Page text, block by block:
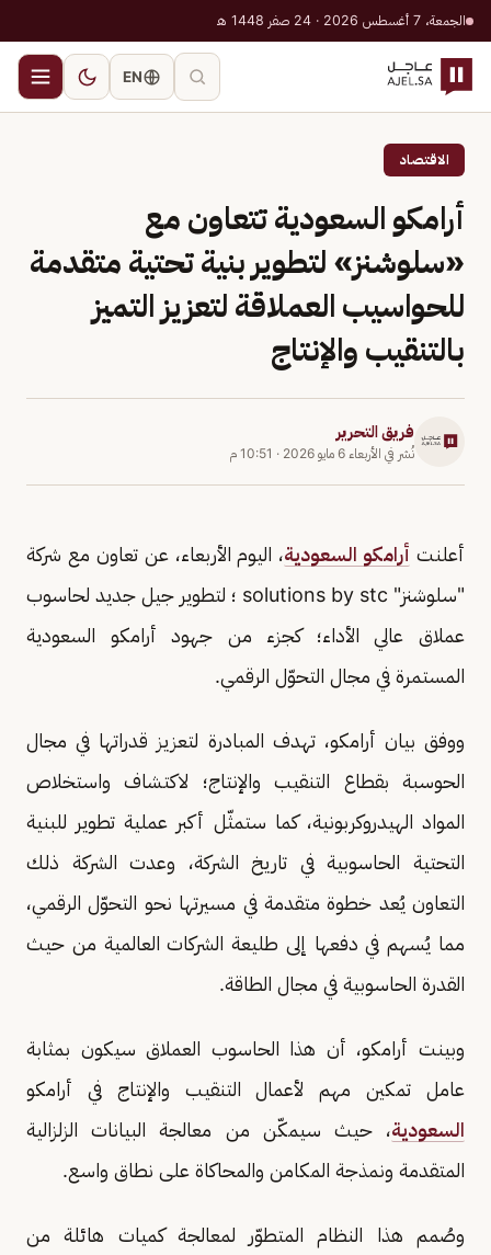
الجمعة، 7 أغسطس 2026 · 24 صفر 1448 هـ
EN
الاقتصاد
أرامكو السعودية تتعاون مع
«سلوشنز» لتطوير بنية تحتية متقدمة
للحواسيب العملاقة لتعزيز التميز
بالتنقيب والإنتاج
فريق التحرير
نُشر في الأربعاء 6 مايو 2026 · 10:51 م
أعلنت أرامكو السعودية، اليوم الأربعاء، عن تعاون مع شركة
"سلوشنز" solutions by stc ؛ لتطوير جيل جديد لحاسوب
عملاق عالي الأداء؛ كجزء من جهود أرامكو السعودية
المستمرة في مجال التحوّل الرقمي.
ووفق بيان أرامكو، تهدف المبادرة لتعزيز قدراتها في مجال
الحوسبة بقطاع التنقيب والإنتاج؛ لاكتشاف واستخلاص
المواد الهيدروكربونية، كما ستمثّل أكبر عملية تطوير للبنية
التحتية الحاسوبية في تاريخ الشركة، وعدت الشركة ذلك
التعاون يُعد خطوة متقدمة في مسيرتها نحو التحوّل الرقمي،
مما يُسهم في دفعها إلى طليعة الشركات العالمية من حيث
القدرة الحاسوبية في مجال الطاقة.
وبينت أرامكو، أن هذا الحاسوب العملاق سيكون بمثابة
عامل تمكين مهم لأعمال التنقيب والإنتاج في أرامكو
السعودية، حيث سيمكّن من معالجة البيانات الزلزالية
المتقدمة ونمذجة المكامن والمحاكاة على نطاق واسع.
وصُمم هذا النظام المتطوّر لمعالجة كميات هائلة من